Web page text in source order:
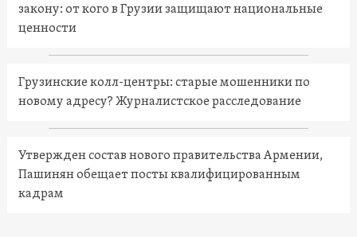
закону: от кого в Грузии защищают национальные
ценности
Грузинские колл-центры: старые мошенники по
новому адресу? Журналистское расследование
Утвержден состав нового правительства Армении,
Пашинян обещает посты квалифицированным
кадрам